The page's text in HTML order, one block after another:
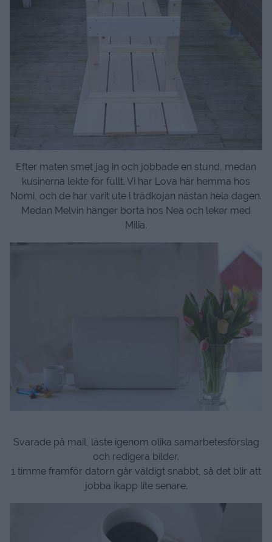
Efter maten smet jag in och jobbade en stund, medan
kusinerna lekte för fullt. Vi har Lova här hemma hos
Nomi, och de har varit ute i trädkojan nästan hela dagen.
Medan Melvin hänger borta hos Nea och leker med
Milia.
Svarade på mail, läste igenom olika samarbetesförslag
och redigera bilder.
1 timme framför datorn går väldigt snabbt, så det blir att
jobba ikapp lite senare.